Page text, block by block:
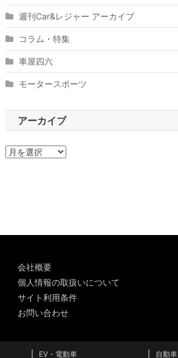
週刊Car&レジャー アーカイブ
コラム・特集
車屋四六
モータースポーツ
アーカイブ
ア
会社概要
個人情報の取扱いについて
サイト利用条件
お問い合わせ
EV・電動車 自動車